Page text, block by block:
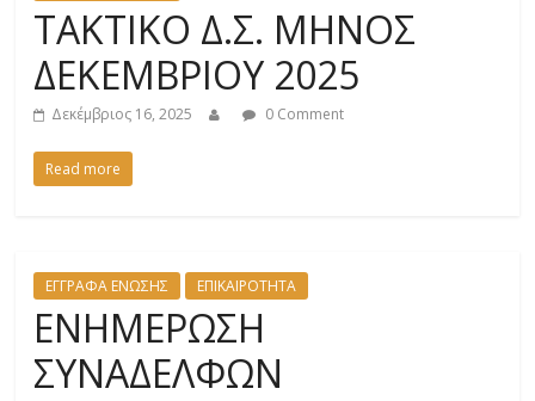
ΤΑΚΤΙΚΟ Δ.Σ. ΜΗΝΟΣ
ΔΕΚΕΜΒΡΙΟΥ 2025
Δεκέμβριος 16, 2025 0 Comment
Read more
ΕΓΓΡΑΦΑ ΕΝΩΣΗΣ ΕΠΙΚΑΙΡΟΤΗΤΑ
ΕΝΗΜΕΡΩΣΗ
ΣΥΝΑΔΕΛΦΩΝ